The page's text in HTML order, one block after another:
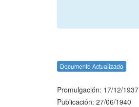
Documento Actualizado
Promulgación: 17/12/1937
Publicación: 27/06/1940